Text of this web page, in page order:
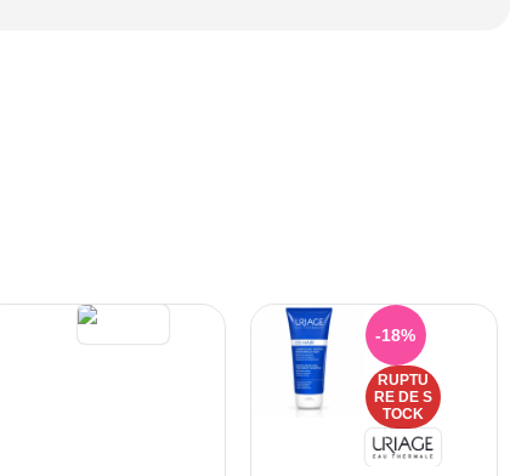
-18%
RUPTU
RE DE S
TOCK